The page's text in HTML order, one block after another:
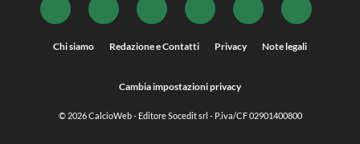
Chi siamo Redazione e Contatti Privacy Note legali
Cambia impostazioni privacy
© 2026CalcioWeb- Editore Socedit srl - P.iva/CF 02901400800